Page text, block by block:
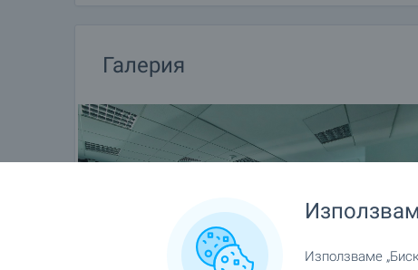
Галерия
Използваме